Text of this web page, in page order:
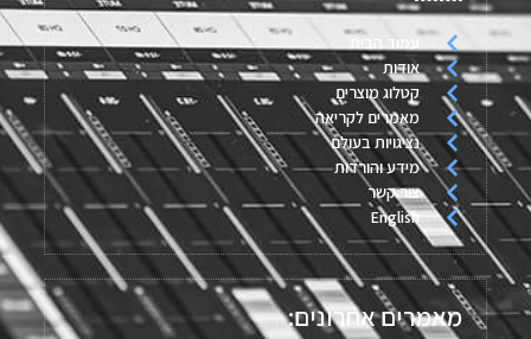
עמוד הבית
אודות
קטלוג מוצרים
מאמרים לקריאה
נציגויות בעולם
מידע והורדות
צור קשר
English
מאמרים אחרונים: